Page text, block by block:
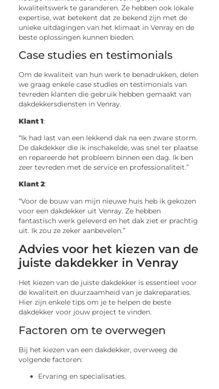
kwaliteitswerk te garanderen. Ze hebben ook lokale
expertise, wat betekent dat ze bekend zijn met de
unieke uitdagingen van het klimaat in Venray en de
beste oplossingen kunnen bieden.
Case studies en testimonials
Om de kwaliteit van hun werk te benadrukken, delen
we graag enkele case studies en testimonials van
tevreden klanten die gebruik hebben gemaakt van
dakdekkersdiensten in Venray.
Klant 1:
“Ik had last van een lekkend dak na een zware storm.
De dakdekker die ik inschakelde, was snel ter plaatse
en repareerde het probleem binnen een dag. Ik ben
zeer tevreden met de service en professionaliteit.”
Klant 2:
“Voor de bouw van mijn nieuwe huis heb ik gekozen
voor een dakdekker uit Venray. Ze hebben
fantastisch werk geleverd en het dak ziet er prachtig
uit. Ik zou ze zeker aanbevelen.”
Advies voor het kiezen van de
juiste dakdekker in Venray
Het kiezen van de juiste dakdekker is essentieel voor
de kwaliteit en duurzaamheid van je dakreparaties.
Hier zijn enkele tips om je te helpen de beste
dakdekker voor jouw project te vinden.
Factoren om te overwegen
Bij het kiezen van een dakdekker, overweeg de
volgende factoren:
Ervaring en specialisaties.